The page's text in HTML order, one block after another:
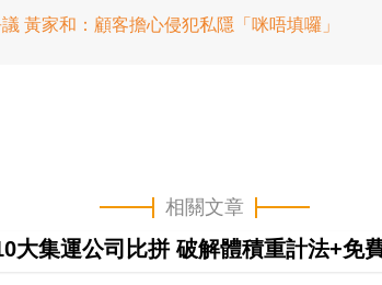
黃家和：顧客擔心侵犯私隱「咪唔填囉」
相關文章
大集運公司比拼 破解體積重計法+免